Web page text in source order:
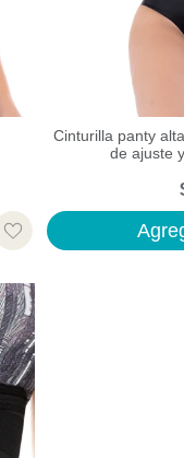
Cinturilla panty
de ajuste